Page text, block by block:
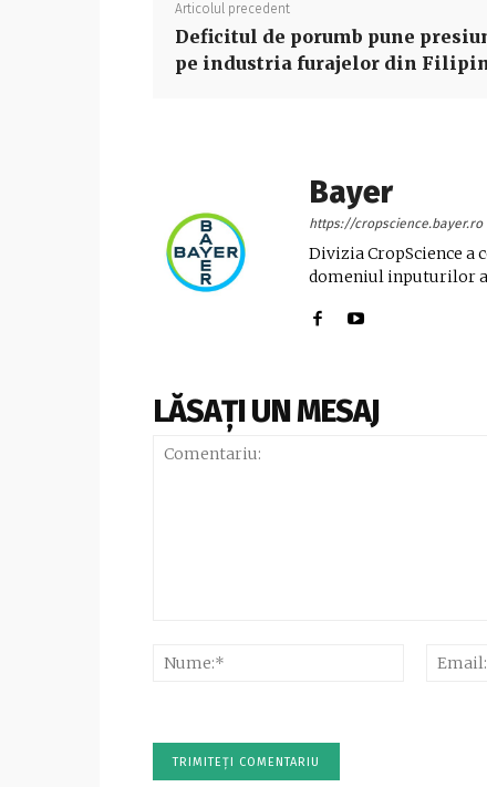
Articolul precedent
Deficitul de porumb pune
pe industria furajelor din
Bayer
https://cropscience.bayer.ro
Divizia CropScience
domeniul inputurilor
LĂSAȚI UN MESAJ
Nume:*